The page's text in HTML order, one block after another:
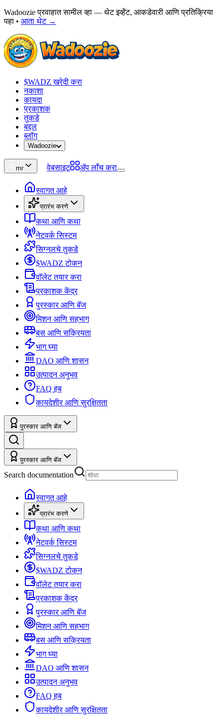
Wadoozie प्रवाहात सामील व्हा — थेट इव्हेंट, आकडेवारी आणि प्रतिक्रिया
पहा • आता थेट →
$WADZ खरेदी करा
नकाशा
कायदा
प्रकाशक
तुकडे
बद्दल
ब्लॉग
Wadoozie
mr वेबसाइट ॲप लाँच करा
स्वागत आहे
प्रारंभ करणे
कथा आणि कथा
नेटवर्क सिस्टम
सिग्नलचे तुकडे
$WADZ टोकन
वॉलेट तयार करा
प्रकाशक केंद्र
पुरस्कार आणि बॅज
मिशन आणि सहभाग
बस आणि सक्रियता
भाग घ्या
DAO आणि शासन
उत्पादन अनुभव
FAQ हब
कायदेशीर आणि सुरक्षितता
पुरस्कार आणि बॅज
पुरस्कार आणि बॅज
Search documentation
स्वागत आहे
प्रारंभ करणे
कथा आणि कथा
नेटवर्क सिस्टम
सिग्नलचे तुकडे
$WADZ टोकन
वॉलेट तयार करा
प्रकाशक केंद्र
पुरस्कार आणि बॅज
मिशन आणि सहभाग
बस आणि सक्रियता
भाग घ्या
DAO आणि शासन
उत्पादन अनुभव
FAQ हब
कायदेशीर आणि सुरक्षितता